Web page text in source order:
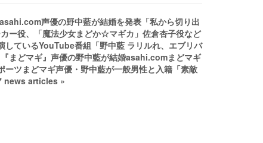
声優の野中藍が結婚を発表「私から切り出
ー役、「魔法少女まどか☆マギカ」佐倉杏子役など
ているYouTube番組「野中藍 ラリルれ、エブリバ
まどマギ』声優の野中藍が結婚asahi.comまどマギ
ツまどマギ声優・野中藍が一般男性と入籍「素敵
news articles »